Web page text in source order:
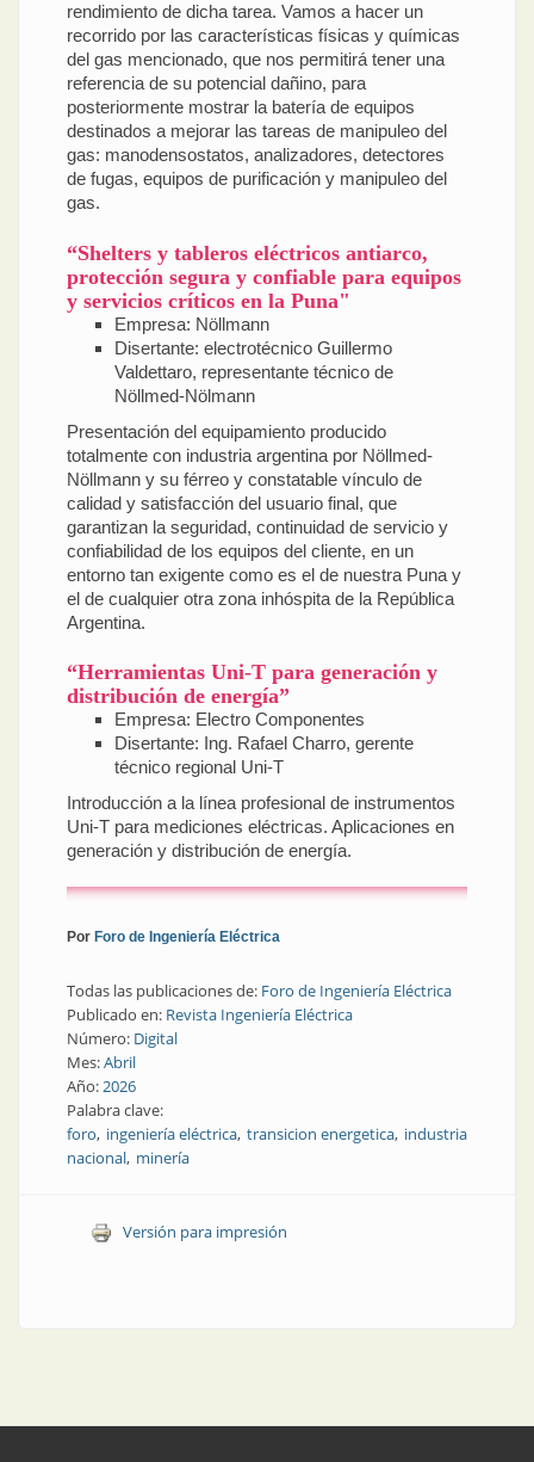
rendimiento de dicha tarea. Vamos a hacer un
recorrido por las características físicas y químicas
del gas mencionado, que nos permitirá tener una
referencia de su potencial dañino, para
posteriormente mostrar la batería de equipos
destinados a mejorar las tareas de manipuleo del
gas: manodensostatos, analizadores, detectores
de fugas, equipos de purificación y manipuleo del
gas.
“Shelters y tableros eléctricos antiarco,
protección segura y confiable para equipos
y servicios críticos en la Puna"
Empresa: Nöllmann
Disertante: electrotécnico Guillermo
Valdettaro, representante técnico de
Nöllmed-Nölmann
Presentación del equipamiento producido
totalmente con industria argentina por Nöllmed-
Nöllmann y su férreo y constatable vínculo de
calidad y satisfacción del usuario final, que
garantizan la seguridad, continuidad de servicio y
confiabilidad de los equipos del cliente, en un
entorno tan exigente como es el de nuestra Puna y
el de cualquier otra zona inhóspita de la República
Argentina.
“Herramientas Uni-T para generación y
distribución de energía”
Empresa: Electro Componentes
Disertante: Ing. Rafael Charro, gerente
técnico regional Uni-T
Introducción a la línea profesional de instrumentos
Uni-T para mediciones eléctricas. Aplicaciones en
generación y distribución de energía.
Por Foro de Ingeniería Eléctrica
Todas las publicaciones de: Foro de Ingeniería Eléctrica
Publicado en: Revista Ingeniería Eléctrica
Número: Digital
Mes:Abril
Año:2026
Palabra clave:
foro ingeniería eléctrica transicion energetica industria
nacional minería
Versión para impresión